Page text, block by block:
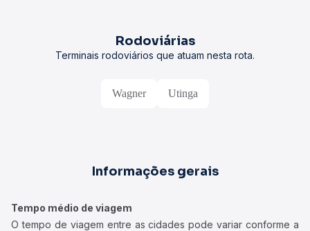
Rodoviárias
Terminais rodoviários que atuam nesta rota.
Wagner Utinga
Informações gerais
Tempo médio de viagem
O tempo de viagem entre as cidades pode variar conforme a